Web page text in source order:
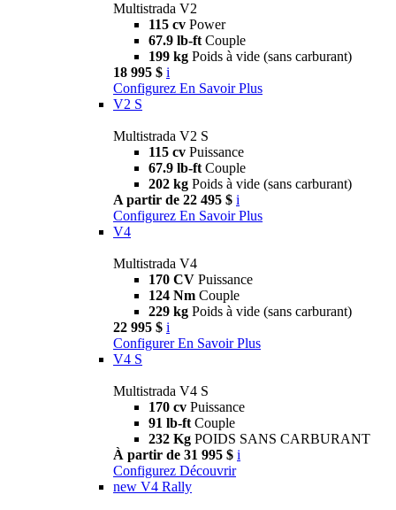
Multistrada V2
115 cv Power
67.9 lb-ft Couple
199 kg Poids à vide (sans carburant)
18 995 $ i
Configurez En Savoir Plus
V2 S
Multistrada V2 S
115 cv Puissance
67.9 lb-ft Couple
202 kg Poids à vide (sans carburant)
A partir de 22 495 $ i
Configurez En Savoir Plus
V4
Multistrada V4
170 CV Puissance
124 Nm Couple
229 kg Poids à vide (sans carburant)
22 995 $ i
Configurer En Savoir Plus
V4 S
Multistrada V4 S
170 cv Puissance
91 lb-ft Couple
232 Kg POIDS SANS CARBURANT
À partir de 31 995 $ i
Configurez Découvrir
new V4 Rally